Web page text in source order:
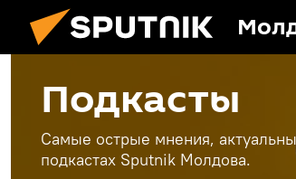
Подкасты
Самые острые мнения,
подкастах Sputnik Молдова.